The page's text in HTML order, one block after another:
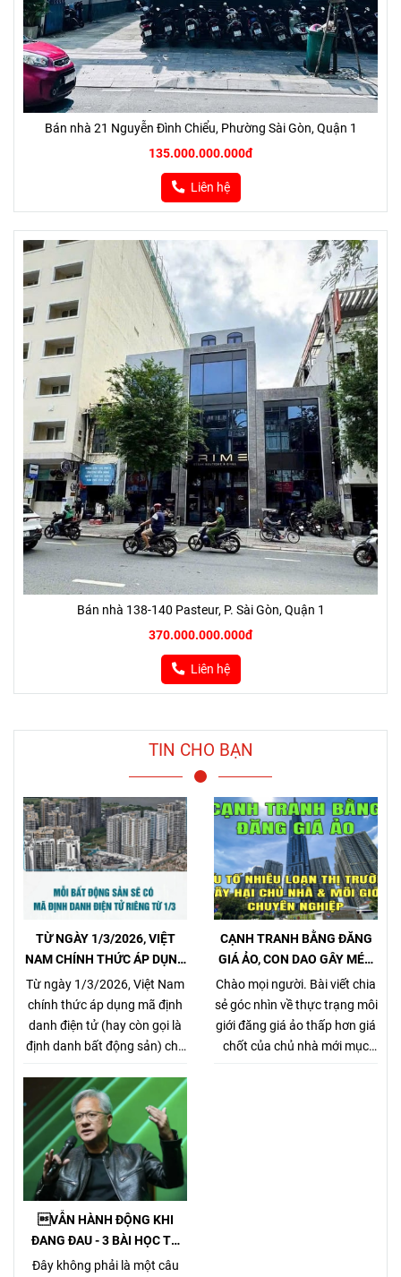
Bán nhà 21 Nguyễn Đình Chiểu, Phường Sài Gòn, Quận 1
135.000.000.000đ
Liên hệ
Bán nhà 138-140 Pasteur, P. Sài Gòn, Quận 1
370.000.000.000đ
Liên hệ
TIN CHO BẠN
TỪ NGÀY 1/3/2026, VIỆT
NAM CHÍNH THỨC ÁP DỤNG
MÃ ĐỊNH DANH BẤT ĐỘNG
SẢN
Từ ngày 1/3/2026, Việt Nam
chính thức áp dụng mã định
danh điện tử (hay còn gọi là
định danh bất động sản) cho
theo Nghị định
357/2025/NĐ-CP (ban hành
ngày 31/12/2025, hiệu lực từ
1/3/2026) về xây dựng, quản
lý và sử dụng hệ thống thông
tin, cơ sở dữ liệu về nhà ở và
thị trường bất động sản.
CẠNH TRANH BẰNG ĐĂNG
GIÁ ẢO, CON DAO GÂY MÉO
MÓ THỊ TRƯỜNG, GÂY HẠI
CHỦ NHÀ VÀ NHÀ MÔI GIỚI
CHÂN CHÍNH
Chào mọi người. Bài viết chia
sẻ góc nhìn về thực trạng môi
giới đăng giá ảo thấp hơn giá
chốt của chủ nhà mới mục
VẪN HÀNH ĐỘNG KHI
ĐANG ĐAU - 3 BÀI HỌC TỪ
TỶ PHÚ JENSEN HUANG
Đây không phải là một câu